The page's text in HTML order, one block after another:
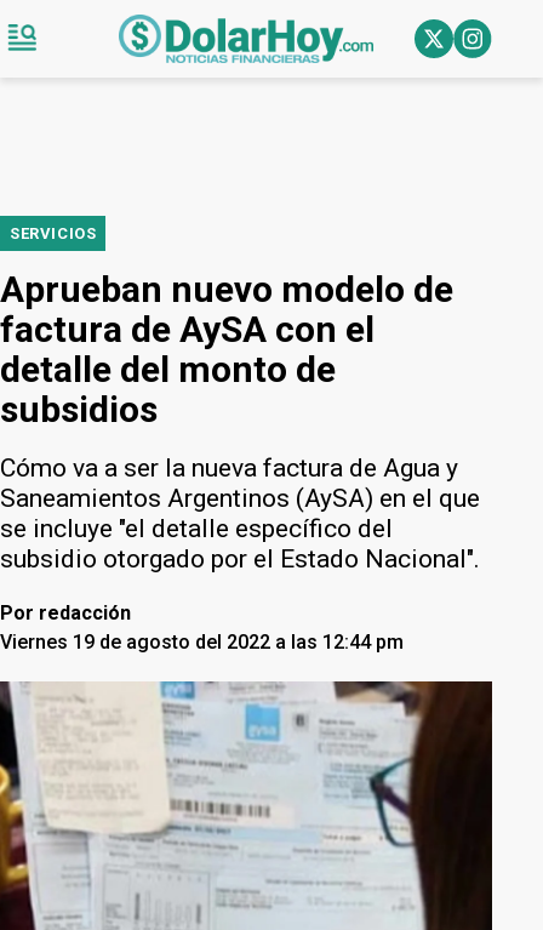
SERVICIOS
Aprueban nuevo modelo de
factura de AySA con el
detalle del monto de
subsidios
Cómo va a ser la nueva factura de Agua y
Saneamientos Argentinos (AySA) en el que
se incluye "el detalle específico del
subsidio otorgado por el Estado Nacional".
Por redacción
Viernes 19 de agosto del 2022 a las 12:44 pm